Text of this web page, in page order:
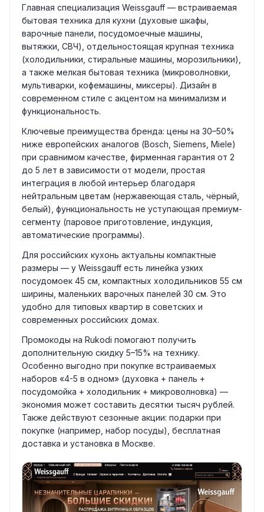
Главная специализация Weissgauff — встраиваемая
бытовая техника для кухни (духовые шкафы,
варочные панели, посудомоечные машины,
вытяжки, СВЧ), отдельностоящая крупная техника
(холодильники, стиральные машины, морозильники),
а также мелкая бытовая техника (микроволновки,
мультиварки, кофемашины, миксеры). Дизайн в
современном стиле с акцентом на минимализм и
функциональность.
Ключевые преимущества бренда: цены на 30–50%
ниже европейских аналогов (Bosch, Siemens, Miele)
при сравнимом качестве, фирменная гарантия от 2
до 5 лет в зависимости от модели, простая
интеграция в любой интерьер благодаря
нейтральным цветам (нержавеющая сталь, чёрный,
белый), функциональность не уступающая премиум-
сегменту (паровое приготовление, индукция,
автоматические программы).
Для российских кухонь актуальны компактные
размеры — у Weissgauff есть линейка узких
посудомоек 45 см, компактных холодильников 55 см
ширины, маленьких варочных панелей 30 см. Это
удобно для типовых квартир в советских и
современных российских домах.
Промокоды на Rukodi помогают получить
дополнительную скидку 5–15% на технику.
Особенно выгодно при покупке встраиваемых
наборов «4-5 в одном» (духовка + панель +
посудомойка + холодильник + микроволновка) —
экономия может составить десятки тысяч рублей.
Также действуют сезонные акции: подарки при
покупке (например, набор посуды), бесплатная
доставка и установка в Москве.